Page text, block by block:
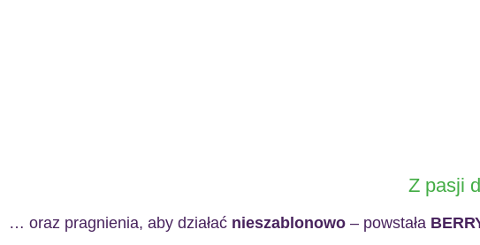
Z pasji
… oraz pragnienia, aby działać nieszablonowo – powstała